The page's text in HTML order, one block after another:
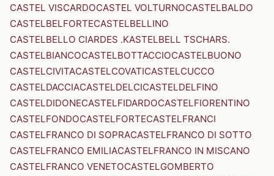
CASTEL VISCARDOCASTEL VOLTURNOCASTELBALDO
CASTELBELFORTECASTELBELLINO
CASTELBELLO CIARDES .KASTELBELL TSCHARS.
CASTELBIANCOCASTELBOTTACCIOCASTELBUONO
CASTELCIVITACASTELCOVATICASTELCUCCO
CASTELDACCIACASTELDELCICASTELDELFINO
CASTELDIDONECASTELFIDARDOCASTELFIORENTINO
CASTELFONDOCASTELFORTECASTELFRANCI
CASTELFRANCO DI SOPRACASTELFRANCO DI SOTTO
CASTELFRANCO EMILIACASTELFRANCO IN MISCANO
CASTELFRANCO VENETOCASTELGOMBERTO